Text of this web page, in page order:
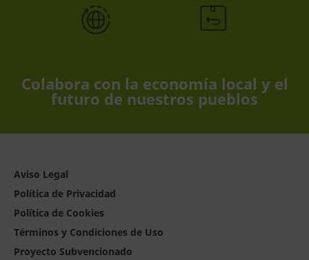
Colabora con la economía local y el
futuro de nuestros pueblos
Aviso Legal
Política de Privacidad
Política de Cookies
Términos y Condiciones de Uso
Proyecto Subvencionado